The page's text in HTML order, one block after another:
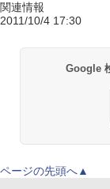
関連情報
2011/10/4 17:30
Google
ページの先頭へ▲